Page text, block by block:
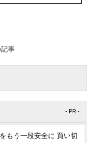
事
- PR -
もう一段安全に 買い切